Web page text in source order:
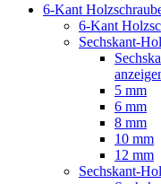
6-Kant
6-Kant
Sechskant-
5 mm
6 mm
8 mm
10 mm
12 mm
Sechskant-